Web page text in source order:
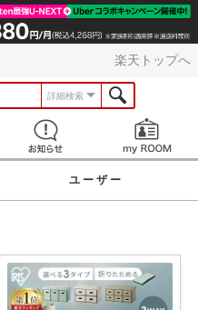
楽天トップへ
詳細検索
見つける お知らせ
ユーザー